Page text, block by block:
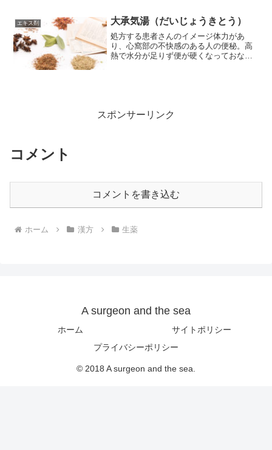
ほとんどが利水効果のあるも...
エキス剤 大承気湯（だいじょうきとう）
処方する患者さんのイメージ体力があ
り、心窩部の不快感のある人の便秘。高
熱で水分が足りず便が硬くなっておなか
スポンサーリンク
コメント
コメントを書き込む
ホーム 漢方 生薬
A surgeon and the sea
ホーム
サイトポリシー
プライバシーポリシー
© 2018 A surgeon and the sea.